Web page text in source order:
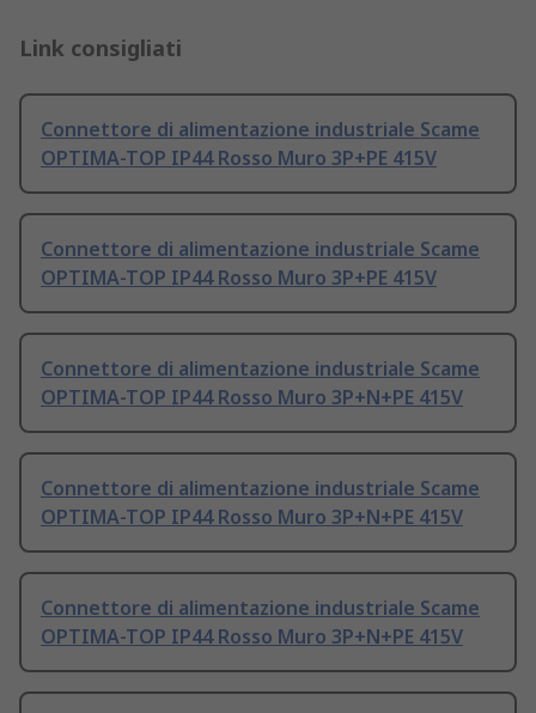
Link consigliati
Connettore di alimentazione industriale Scame
OPTIMA-TOP IP44 Rosso Muro 3P+PE 415V
Connettore di alimentazione industriale Scame
OPTIMA-TOP IP44 Rosso Muro 3P+PE 415V
Connettore di alimentazione industriale Scame
OPTIMA-TOP IP44 Rosso Muro 3P+N+PE 415V
Connettore di alimentazione industriale Scame
OPTIMA-TOP IP44 Rosso Muro 3P+N+PE 415V
Connettore di alimentazione industriale Scame
OPTIMA-TOP IP44 Rosso Muro 3P+N+PE 415V